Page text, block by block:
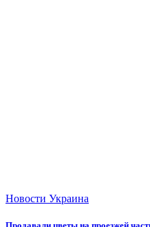
Новости Украина